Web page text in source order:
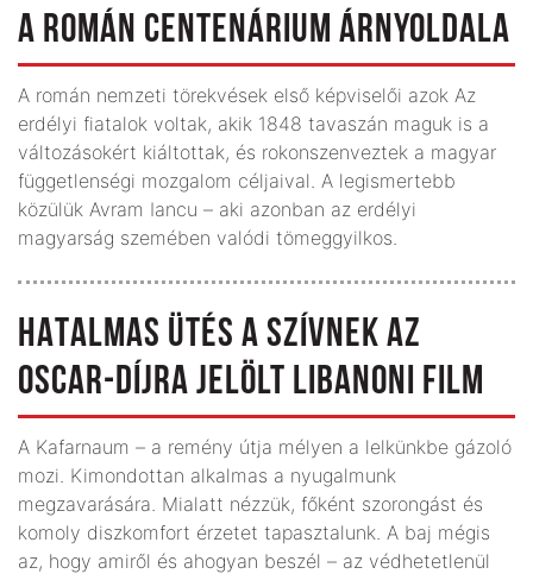
A ROMÁN CENTENÁRIUM ÁRNYOLDALA
A román nemzeti törekvések első képviselői azok Az
erdélyi fiatalok voltak, akik 1848 tavaszán maguk is a
változásokért kiáltottak, és rokonszenveztek a magyar
függetlenségi mozgalom céljaival. A legismertebb
közülük Avram Iancu – aki azonban az erdélyi
magyarság szemében valódi tömeggyilkos.
HATALMAS ÜTÉS A SZÍVNEK AZ
OSCAR-DÍJRA JELÖLT LIBANONI FILM
A Kafarnaum – a remény útja mélyen a lelkünkbe gázoló
mozi. Kimondottan alkalmas a nyugalmunk
megzavarására. Mialatt nézzük, főként szorongást és
komoly diszkomfort érzetet tapasztalunk. A baj mégis
az, hogy amiről és ahogyan beszél – az védhetetlenül